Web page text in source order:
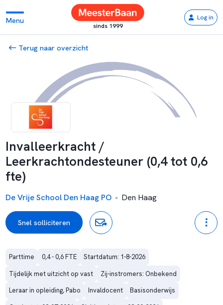
Menu
sinds 1999
Log in
Terug naar overzicht
Invalleerkracht /
Leerkrachtondesteuner (0,4 tot 0,6
fte)
De Vrije School Den Haag PO - Den Haag
Snel solliciteren
Parttime 0,4 - 0,6 FTE
Startdatum: 1-8-2026
Tijdelijk met uitzicht op vast
Zij-instromers: Onbekend
Leraar in opleiding, Pabo
Invaldocent
Basisonderwijs